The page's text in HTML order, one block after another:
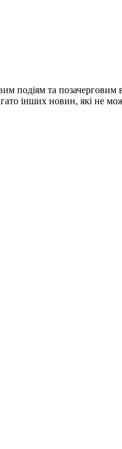
подіям та
інших новин, які не